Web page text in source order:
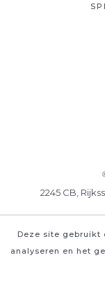
Deze site gebruikt
analyseren en het
2245 CB,